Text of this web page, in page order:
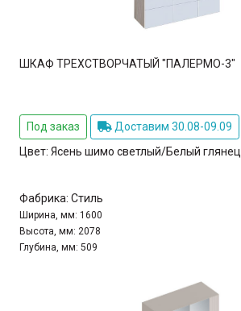
ШКАФ ТРЕХСТВОРЧАТЫЙ "ПАЛЕРМО-3"
Под заказ
Доставим 30.08-09.09
Цвет: Ясень шимо светлый/Белый глянец
Фабрика: Стиль
Ширина, мм: 1600
Высота, мм: 2078
Глубина, мм: 509